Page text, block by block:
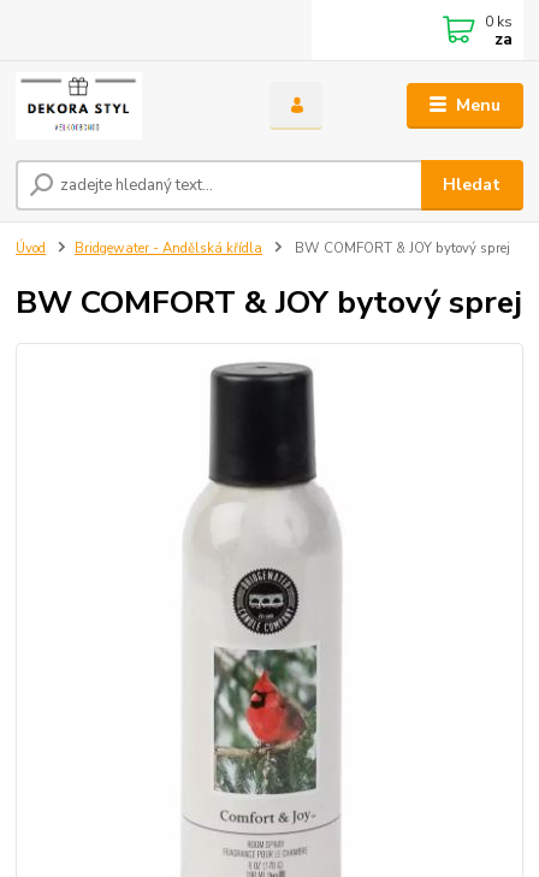
Menu
Hledat
0 ks
za
Úvod Bridgewater - Andělská křídla BW COMFORT & JOY bytový sprej
BW COMFORT & JOY bytový sprej